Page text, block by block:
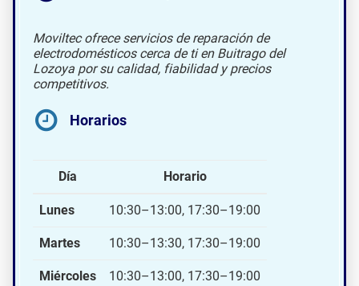
Moviltec ofrece servicios de reparación de
electrodomésticos cerca de ti en Buitrago del
Lozoya por su calidad, fiabilidad y precios
competitivos.
Horarios
Día Horario
Lunes 10:30–13:00, 17:30–19:00
Martes 10:30–13:30, 17:30–19:00
Miércoles 10:30–13:00, 17:30–19:00